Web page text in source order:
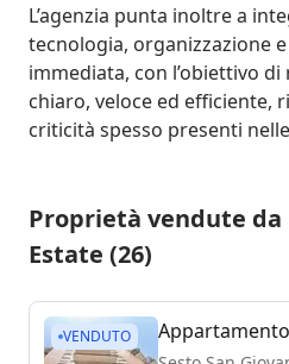
L’agenzia punta inoltre a
tecnologia, organizzazione
immediata, con l’obiettivo
chiaro, veloce ed efficiente,
criticità spesso presenti
Proprietà vendute da
Estate (26)
VENDUTO Appartamento